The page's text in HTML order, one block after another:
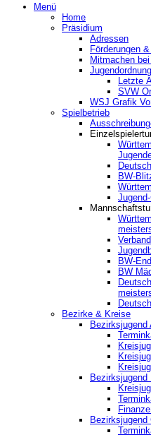
Menü
Home
Präsidium
Adressen
Förderungen
Mitmachen
Letzte
SVW
WSJ Grafik
Spielbetrieb
BW-
BW-
BW
Bezirke & Kreise
Bezirksjugend
Bezirksjugend
Bezirksjugend